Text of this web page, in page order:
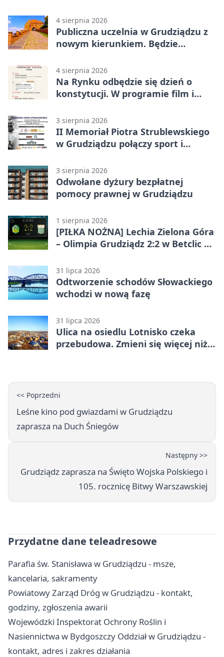
4 sierpnia 2026
Publiczna uczelnia w Grudziądzu z
nowym kierunkiem. Będzie
4 sierpnia 2026
Na Rynku odbędzie się dzień o
konstytucji. W programie film i
3 sierpnia 2026
II Memoriał Piotra Strublewskiego
w Grudziądzu połączy sport i
3 sierpnia 2026
Odwołane dyżury bezpłatnej
pomocy prawnej w Grudziądzu
1 sierpnia 2026
[PIŁKA NOŻNA] Lechia Zielona Góra
– Olimpia Grudziądz 2:2 w Betclic 2.
końcówce
31 lipca 2026
Odtworzenie schodów Słowackiego
wchodzi w nową fazę
31 lipca 2026
Ulica na osiedlu Lotnisko czeka
przebudowa. Zmieni się więcej niż
<< Poprzedni
Leśne kino pod gwiazdami w Grudziądzu
zaprasza na Duch Śniegów
Następny >>
Grudziądz zaprasza na Święto Wojska Polskiego i
105. rocznicę Bitwy Warszawskiej
Przydatne dane teleadresowe
Parafia św. Stanisława w Grudziądzu - msze,
kancelaria, sakramenty
Powiatowy Zarząd Dróg w Grudziądzu - kontakt,
godziny, zgłoszenia awarii
Wojewódzki Inspektorat Ochrony Roślin i
Nasiennictwa w Bydgoszczy Oddział w Grudziądzu -
kontakt, adres i zakres działania